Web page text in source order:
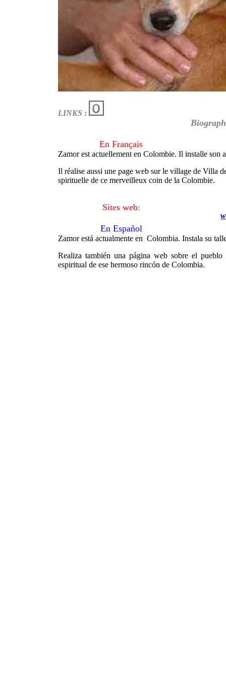
LINKS :
En Français
Zamor est actuellement en Colombie. Il installe
Il réalise aussi une page web sur le village de Villa
spirituelle de ce merveilleux coin de la Colombie.
Sites web:
En Español
Zamor está actualmente en Colombia. Instala su
Realiza también una página web sobre el
espiritual de ese hermoso rincón de Colombia.